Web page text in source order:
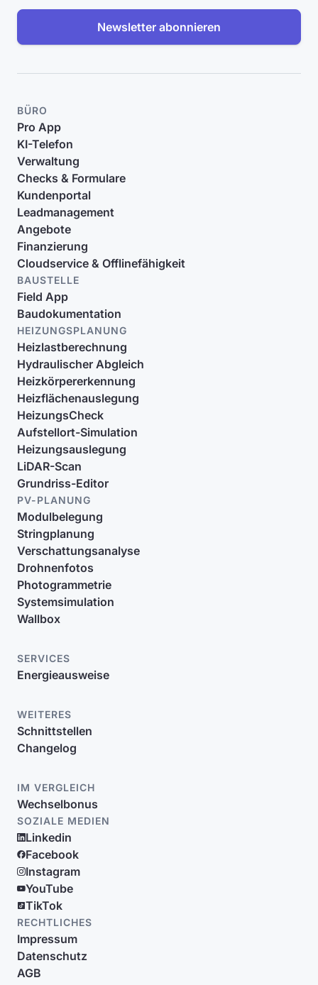
Newsletter abonnieren
BÜRO
Pro App
KI-Telefon
Verwaltung
Checks & Formulare
Kundenportal
Leadmanagement
Angebote
Finanzierung
Cloudservice & Offlinefähigkeit
BAUSTELLE
Field App
Baudokumentation
HEIZUNGSPLANUNG
Heizlastberechnung
Hydraulischer Abgleich
Heizkörpererkennung
Heizflächenauslegung
HeizungsCheck
Aufstellort-Simulation
Heizungsauslegung
LiDAR-Scan
Grundriss-Editor
PV-PLANUNG
Modulbelegung
Stringplanung
Verschattungsanalyse
Drohnenfotos
Photogrammetrie
Systemsimulation
Wallbox
SERVICES
Energieausweise
WEITERES
Schnittstellen
Changelog
IM VERGLEICH
Wechselbonus
SOZIALE MEDIEN
Linkedin
Facebook
Instagram
YouTube
TikTok
RECHTLICHES
Impressum
Datenschutz
AGB